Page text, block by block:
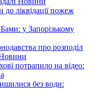
до ліквідації пожеж
у Запорізькому
про розподіл
потрапило на відео:
без води: